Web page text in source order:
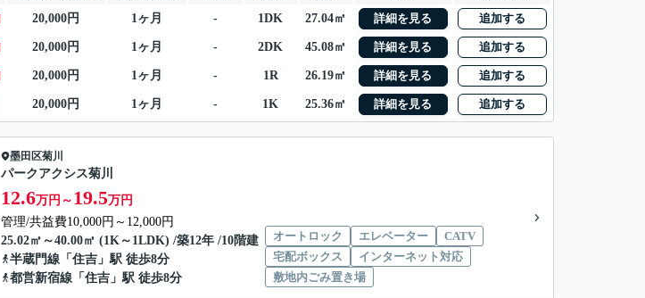
20,000円 1ヶ月 - 1DK 27.04㎡ 詳細を見る 追加する
20,000円 1ヶ月 - 2DK 45.08㎡ 詳細を見る 追加する
20,000円 1ヶ月 - 1R 26.19㎡ 詳細を見る 追加する
20,000円 1ヶ月 - 1K 25.36㎡ 詳細を見る 追加する
墨田区菊川
パークアクシス菊川
12.6万円～ 19.5万円
管理/共益費10,000円～12,000円
25.02㎡～40.00㎡ (1K～1LDK) /築12年 /10階建
半蔵門線 「 住吉 」駅 徒歩8分
都営新宿線 「 住吉 」駅 徒歩8分
オートロック エレベーター
CATV
宅配ボックス
インターネット対応
敷地内ごみ置き場